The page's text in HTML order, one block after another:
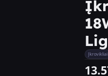
Įkrovikliai